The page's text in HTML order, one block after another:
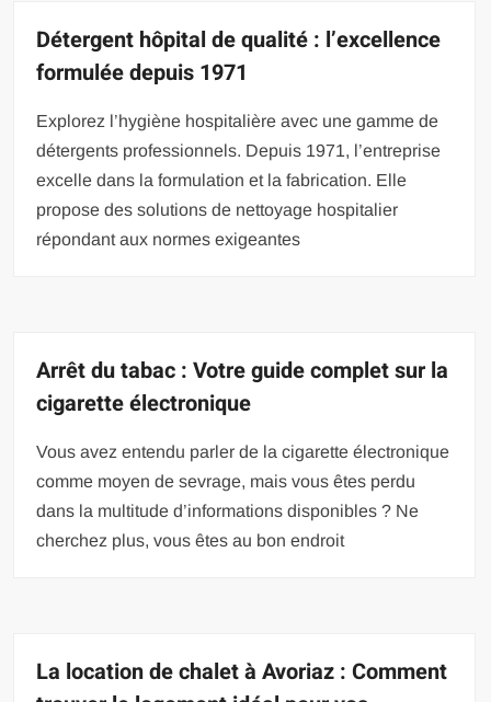
Détergent hôpital de qualité : l’excellence
formulée depuis 1971
Explorez l’hygiène hospitalière avec une gamme de
détergents professionnels. Depuis 1971, l’entreprise
excelle dans la formulation et la fabrication. Elle
propose des solutions de nettoyage hospitalier
répondant aux normes exigeantes
Arrêt du tabac : Votre guide complet sur la
cigarette électronique
Vous avez entendu parler de la cigarette électronique
comme moyen de sevrage, mais vous êtes perdu
dans la multitude d’informations disponibles ? Ne
cherchez plus, vous êtes au bon endroit
La location de chalet à Avoriaz : Comment